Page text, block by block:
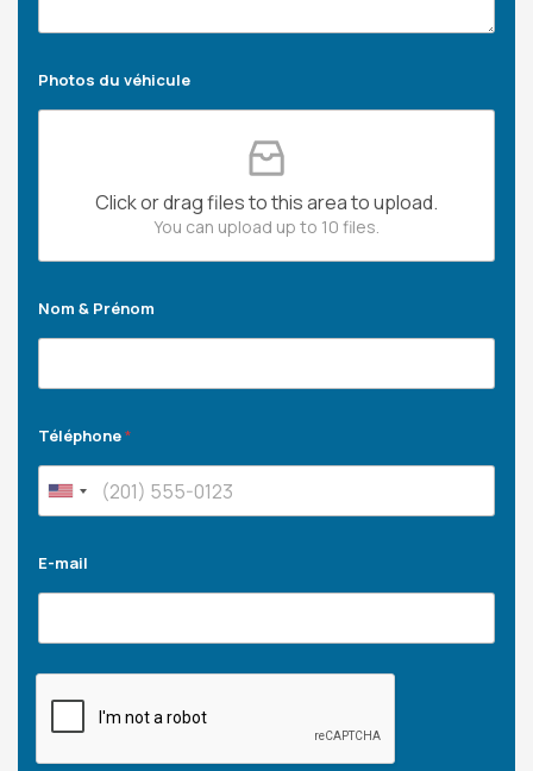
Photos du véhicule
Click or drag files to this area to upload.
You can upload up to 10 files.
Nom & Prénom
Téléphone*
E-mail